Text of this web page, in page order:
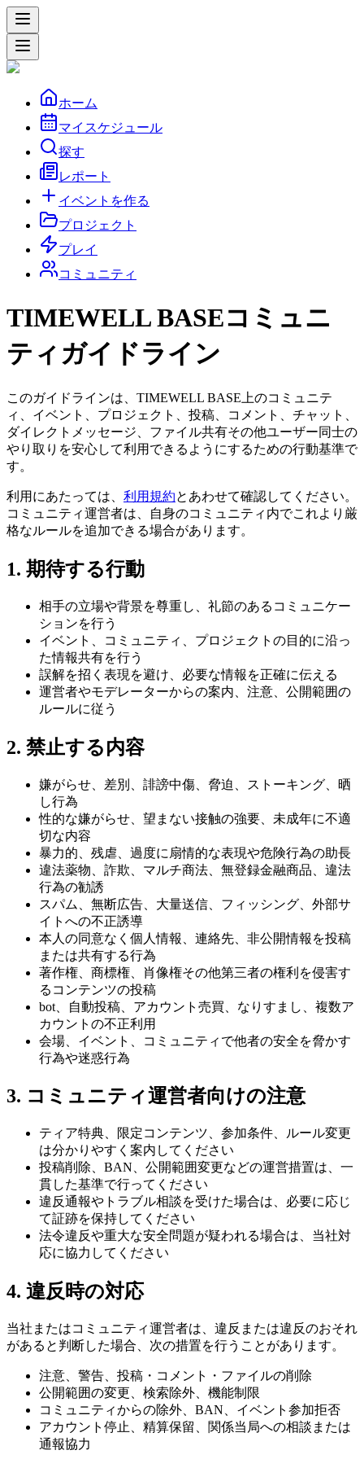
ホーム
マイスケジュール
探す
レポート
イベントを作る
プロジェクト
プレイ
コミュニティ
TIMEWELL BASEコミュニ
ティガイドライン
このガイドラインは、TIMEWELL BASE上のコミュニテ
ィ、イベント、プロジェクト、投稿、コメント、チャット、
ダイレクトメッセージ、ファイル共有その他ユーザー同士の
やり取りを安心して利用できるようにするための行動基準で
す。
利用にあたっては、 利用規約とあわせて確認してください。
コミュニティ運営者は、自身のコミュニティ内でこれより厳
格なルールを追加できる場合があります。
1. 期待する行動
相手の立場や背景を尊重し、礼節のあるコミュニケー
ションを行う
イベント、コミュニティ、プロジェクトの目的に沿っ
た情報共有を行う
誤解を招く表現を避け、必要な情報を正確に伝える
運営者やモデレーターからの案内、注意、公開範囲の
ルールに従う
2. 禁止する内容
嫌がらせ、差別、誹謗中傷、脅迫、ストーキング、晒
し行為
性的な嫌がらせ、望まない接触の強要、未成年に不適
切な内容
暴力的、残虐、過度に扇情的な表現や危険行為の助長
違法薬物、詐欺、マルチ商法、無登録金融商品、違法
行為の勧誘
スパム、無断広告、大量送信、フィッシング、外部サ
イトへの不正誘導
本人の同意なく個人情報、連絡先、非公開情報を投稿
または共有する行為
著作権、商標権、肖像権その他第三者の権利を侵害す
るコンテンツの投稿
bot、自動投稿、アカウント売買、なりすまし、複数ア
カウントの不正利用
会場、イベント、コミュニティで他者の安全を脅かす
行為や迷惑行為
3. コミュニティ運営者向けの注意
ティア特典、限定コンテンツ、参加条件、ルール変更
は分かりやすく案内してください
投稿削除、BAN、公開範囲変更などの運営措置は、一
貫した基準で行ってください
違反通報やトラブル相談を受けた場合は、必要に応じ
て証跡を保持してください
法令違反や重大な安全問題が疑われる場合は、当社対
応に協力してください
4. 違反時の対応
当社またはコミュニティ運営者は、違反または違反のおそれ
があると判断した場合、次の措置を行うことがあります。
注意、警告、投稿・コメント・ファイルの削除
公開範囲の変更、検索除外、機能制限
コミュニティからの除外、BAN、イベント参加拒否
アカウント停止、精算保留、関係当局への相談または
通報協力